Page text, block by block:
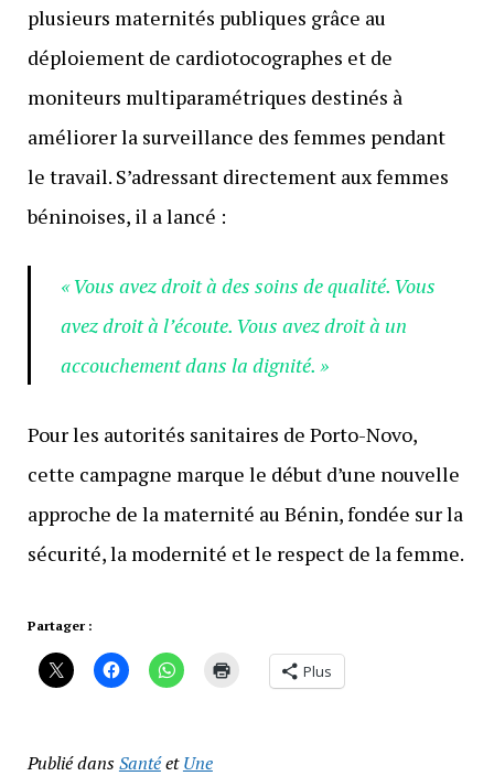
plusieurs maternités publiques grâce au
déploiement de cardiotocographes et de
moniteurs multiparamétriques destinés à
améliorer la surveillance des femmes pendant
le travail. S’adressant directement aux femmes
béninoises, il a lancé :
« Vous avez droit à des soins de qualité. Vous
avez droit à l’écoute. Vous avez droit à un
accouchement dans la dignité. »
Pour les autorités sanitaires de Porto-Novo,
cette campagne marque le début d’une nouvelle
approche de la maternité au Bénin, fondée sur la
sécurité, la modernité et le respect de la femme.
Partager :
Plus
Publié dansSantéetUne